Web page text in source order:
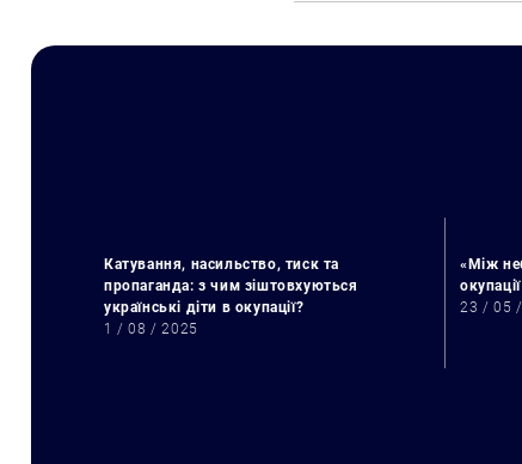
Катування, насильство, тиск та
пропаганда: з чим зіштовхуються
українські діти в окупації?
1 / 08 / 2025
«Між
23 / 05